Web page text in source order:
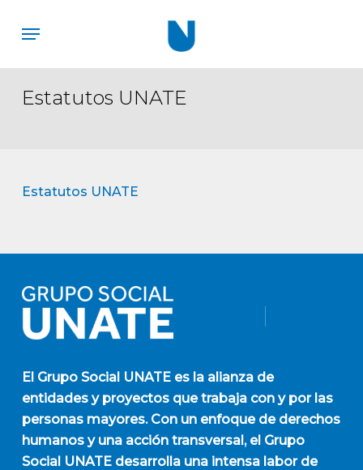
content
Menu
Estatutos UNATE
Estatutos UNATE
El Grupo Social UNATEes la alianza de
entidades y proyectos que trabaja con y por las
personas mayores. Con un enfoque de derechos
humanos y una acción transversal, el Grupo
Social UNATE desarrolla una intensa labor de